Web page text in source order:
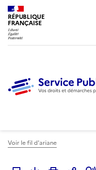
RÉPUBLIQUE
FRANÇAISE
Voir le fil d'ariane